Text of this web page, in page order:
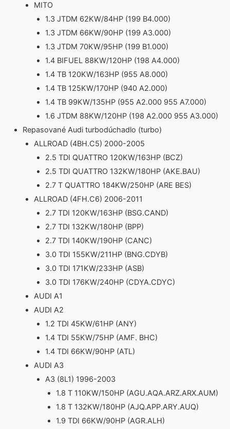
MITO
1.3 JTDM 62KW/84HP (199 B4.000)
1.3 JTDM 66KW/90HP (199 A3.000)
1.3 JTDM 70KW/95HP (199 B1.000)
1.4 BIFUEL 88KW/120HP (198 A4.000)
1.4 TB 120KW/163HP (955 A8.000)
1.4 TB 125KW/170HP (940 A2.000)
1.4 TB 99KW/135HP (955 A2.000 955 A7.000)
1.6 JTDM 88KW/120HP (198 A2.000 955 A3.000)
Repasované Audi turbodúchadlo (turbo)
ALLROAD (4BH.C5) 2000-2005
2.5 TDI QUATTRO 120KW/163HP (BCZ)
2.5 TDI QUATTRO 132KW/180HP (AKE.BAU)
2.7 T QUATTRO 184KW/250HP (ARE BES)
ALLROAD (4FH.C6) 2006-2011
2.7 TDI 120KW/163HP (BSG.CAND)
2.7 TDI 132KW/180HP (BPP)
2.7 TDI 140KW/190HP (CANC)
3.0 TDI 155KW/211HP (BNG.CDYB)
3.0 TDI 171KW/233HP (ASB)
3.0 TDI 176KW/240HP (CDYA.CDYC)
AUDI A1
AUDI A2
1.2 TDI 45KW/61HP (ANY)
1.4 TDI 55KW/75HP (AMF. BHC)
1.4 TDI 66KW/90HP (ATL)
AUDI A3
A3 (8L1) 1996-2003
1.8 T 110KW/150HP (AGU.AQA.ARZ.ARX.AUM)
1.8 T 132KW/180HP (AJQ.APP.ARY.AUQ)
1.9 TDI 66KW/90HP (AGR.ALH)